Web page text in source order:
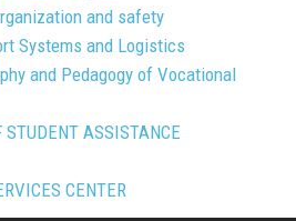
and safety
Systems and Logistics
and Pedagogy of Vocational
STUDENT ASSISTANCE
CENTER